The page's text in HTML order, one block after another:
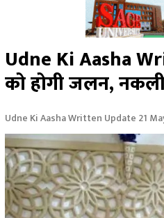
बिहार न्यूज
उत्तराखंड न्यूज
हिमाचल प्रदेश न्यूज
हरियाणा न्यूज
ग्वालियर
रायपुर
Udne Ki Aasha
को होगी जलन,
Udne Ki Aasha Written Update 21